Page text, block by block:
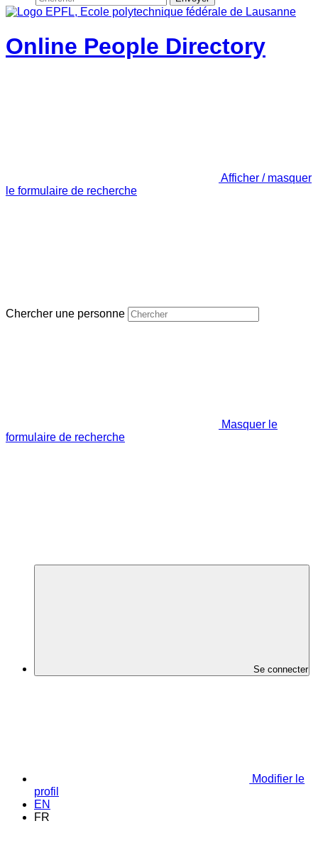
Online People Directory
Afficher / masquer
le formulaire de recherche
Chercher une personne
Masquer le
formulaire de recherche
Se connecter
Modifier le
profil
EN
FR